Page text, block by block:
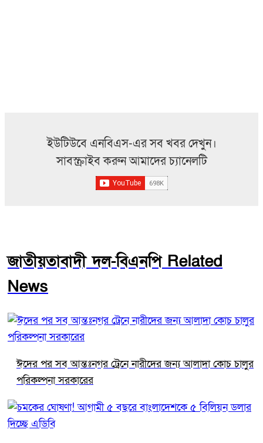
ইউটিউবে এনবিএস-এর সব খবর দেখুন।
সাবস্ক্রাইব করুন আমাদের চ্যানেলটি
জাতীয়তাবাদী দল-বিএনপি Related
News
ঈদের পর সব আন্তঃনগর ট্রেনে নারীদের জন্য আলাদা কোচ চালুর
পরিকল্পনা সরকারের